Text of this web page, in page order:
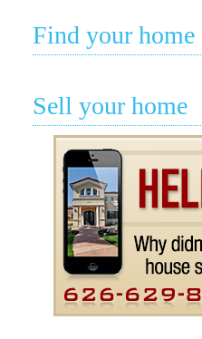
Find your home
Sell your home